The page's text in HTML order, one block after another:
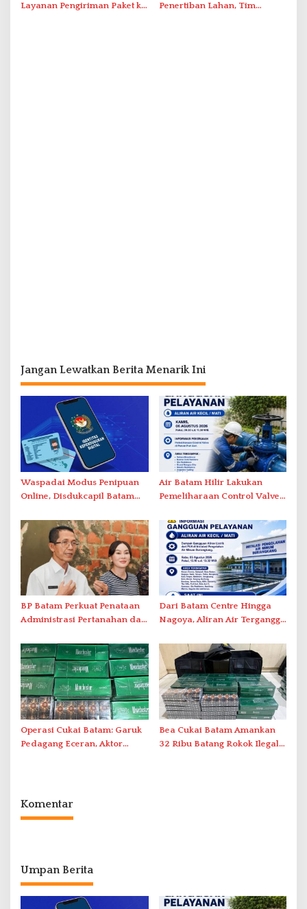
Layanan Pengiriman Paket ke
Penertiban Lahan, Tim
Jangan Lewatkan Berita Menarik Ini
Waspadai Modus Penipuan
Online, Disdukcapil Batam
Tatap Muka
Air Batam Hilir Lakukan
Pemeliharaan Control Valve,
BP Batam Perkuat Penataan
Administrasi Pertanahan dan
Dari Batam Centre Hingga
Nagoya, Aliran Air Terganggu
Duriangkang
Operasi Cukai Batam: Garuk
Pedagang Eceran, Aktor
Bea Cukai Batam Amankan
32 Ribu Batang Rokok Ilegal
Komentar
Umpan Berita